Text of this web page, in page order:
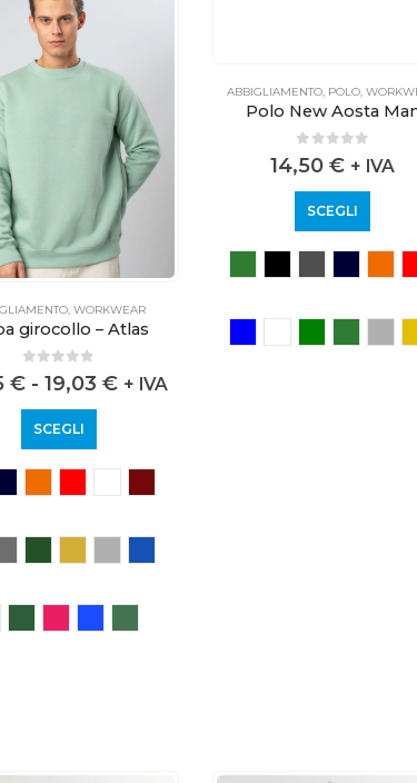
,WORKWEAR
girocollo – Atlas
0 out of 5
€ - 19,03 € + IVA
SCEGLI
ABBIGLIAMENTO, POLO,
Polo New Aosta
0out of 5
14,50€ + IVA
SCEGLI